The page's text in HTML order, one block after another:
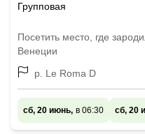
Групповая
Посетить место, где
Венеции
p. Le Roma D
сб, 20 июнь, в 06:30 сб, 20